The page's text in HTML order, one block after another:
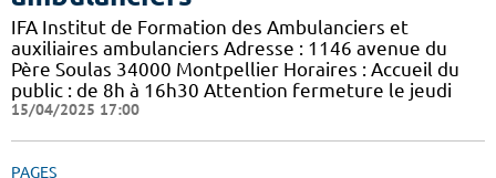
IFA Institut de Formation des Ambulanciers et
auxiliaires ambulanciers Adresse : 1146 avenue du
Père Soulas 34000 Montpellier Horaires : Accueil du
public : de 8h à 16h30 Attention fermeture le jeudi
15/04/2025 17:00
PAGES